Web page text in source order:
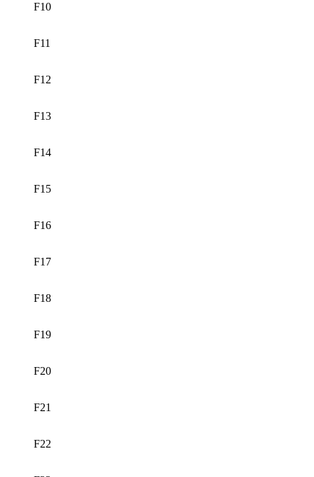
F10
F11
F12
F13
F14
F15
F16
F17
F18
F19
F20
F21
F22